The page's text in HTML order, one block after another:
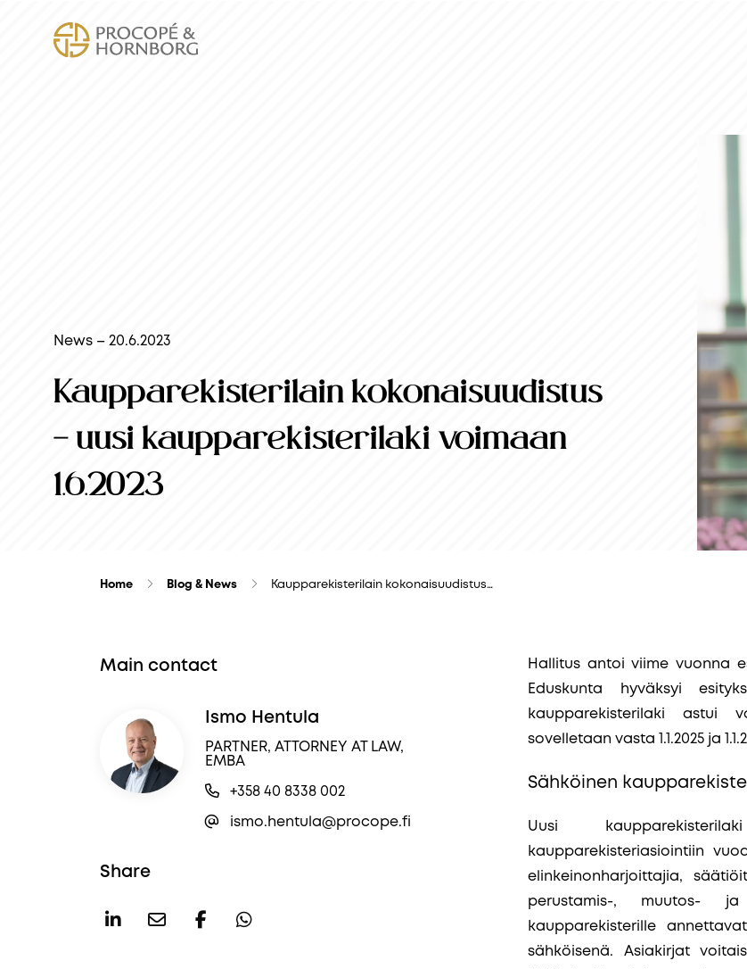
News – 20.6.2023
Kaupparekisterilain kokonaisuudistus
– uusi kaupparekisterilaki voimaan
1.6.2023
Home Blog & News Kaupparekisterilain kokonaisuudistus…
Main contact
Ismo Hentula
PARTNER, ATTORNEY AT LAW,
EMBA
+358 40 8338 002
ismo.hentula@procope.fi
Share
Hallitus antoi viime vuonna
Eduskunta hyväksyi
kaupparekisterilaki astui
sovelletaan vasta 1.1.2025 ja
Sähköinen
Uusi
kaupparekisteriasiointiin
elinkeinonharjoittajia,
perustamis-, muutos-
kaupparekisterille
sähköisenä. Asiakirjat